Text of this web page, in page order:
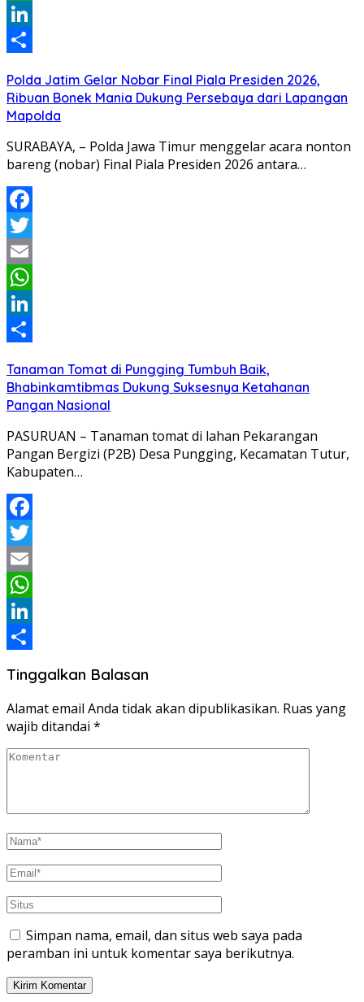
WhatsApp
LinkedIn
Polda Jatim Gelar Nobar Final Piala Presiden 2026,
Ribuan Bonek Mania Dukung Persebaya dari Lapangan
Mapolda
SURABAYA, – Polda Jawa Timur menggelar acara nonton
bareng (nobar) Final Piala Presiden 2026 antara…
Facebook
Twitter
Email
WhatsApp
LinkedIn
Tanaman Tomat di Pungging Tumbuh Baik,
Bhabinkamtibmas Dukung Suksesnya Ketahanan
Pangan Nasional
PASURUAN – Tanaman tomat di lahan Pekarangan
Pangan Bergizi (P2B) Desa Pungging, Kecamatan Tutur,
Kabupaten…
Facebook
Twitter
Email
WhatsApp
LinkedIn
Tinggalkan Balasan
Alamat email Anda tidak akan dipublikasikan. Ruas yang
wajib ditandai *
Simpan nama, email, dan situs web saya pada
peramban ini untuk komentar saya berikutnya.